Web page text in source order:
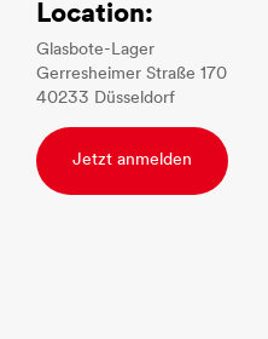
Location:
Glasbote-Lager
Gerresheimer Straße 170
40233 Düsseldorf
Jetzt anmelden